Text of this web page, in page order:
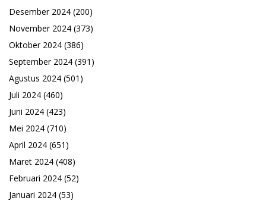
Desember 2024 (200)
November 2024 (373)
Oktober 2024 (386)
September 2024 (391)
Agustus 2024 (501)
Juli 2024 (460)
Juni 2024 (423)
Mei 2024 (710)
April 2024 (651)
Maret 2024 (408)
Februari 2024 (52)
Januari 2024 (53)